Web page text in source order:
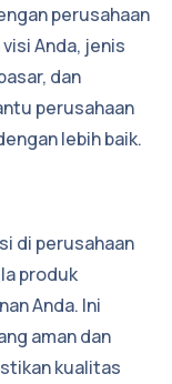
perusahaan
Anda, jenis
dan
perusahaan
lebih baik.
di perusahaan
produk
Anda. Ini
aman dan
kualitas